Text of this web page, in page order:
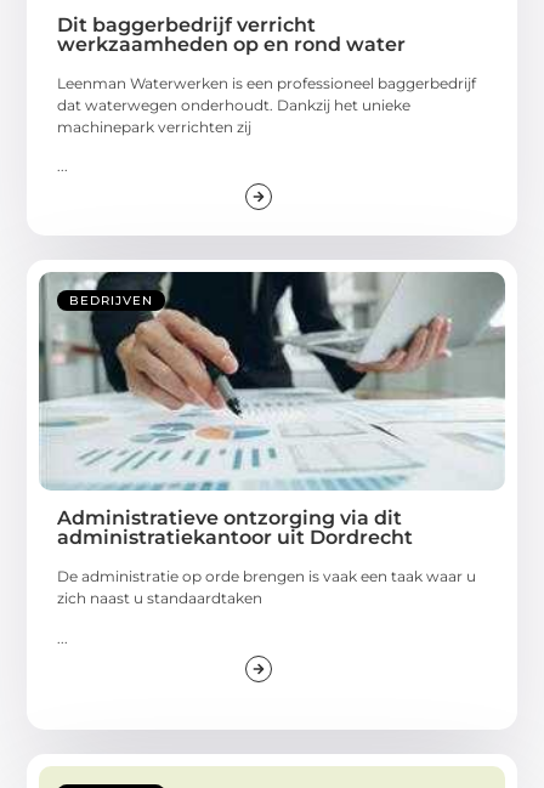
Dit baggerbedrijf verricht
werkzaamheden op en rond water
Leenman Waterwerken is een professioneel baggerbedrijf
dat waterwegen onderhoudt. Dankzij het unieke
machinepark verrichten zij
...
BEDRIJVEN
Administratieve ontzorging via dit
administratiekantoor uit Dordrecht
De administratie op orde brengen is vaak een taak waar u
zich naast u standaardtaken